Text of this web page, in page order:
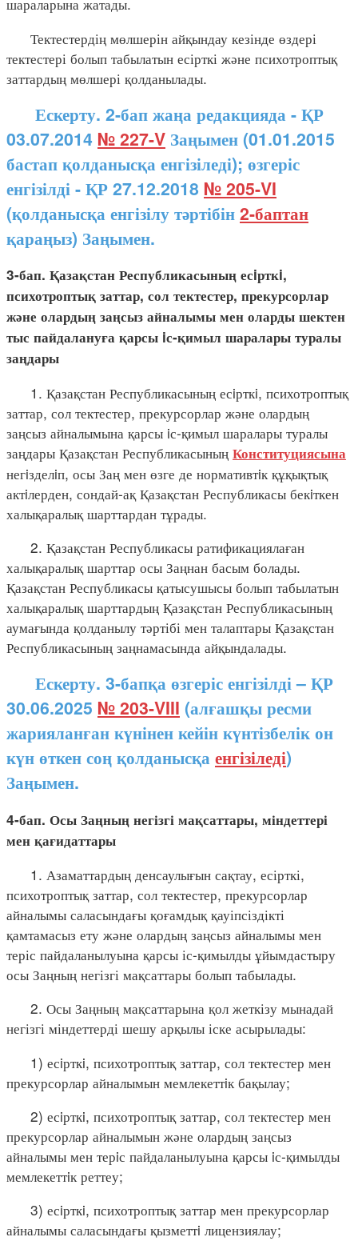
Тектестердің мөлшерін айқындау кезінде өздері
тектестері болып табылатын есірткі және психотроптық
заттардың мөлшері қолданылады.
Ескерту. 2-бап жаңа редакцияда - ҚР
03.07.2014 № 227-V Заңымен (01.01.2015
бастап қолданысқа енгізіледі); өзгеріс
енгізілді - ҚР 27.12.2018 № 205-VI
(қолданысқа енгізілу тәртібін2-баптан
қараңыз) Заңымен.
3-бап. Қазақстан Республикасының есiрткi,
психотроптық заттар, сол тектестер, прекурсорлар
және олардың заңсыз айналымы мен оларды шектен
тыс пайдалануға қарсы iс-қимыл шаралары туралы
заңдары
1. Қазақстан Республикасының есiрткi, психотроптық
заттар, сол тектестер, прекурсорлар және олардың
заңсыз айналымына қарсы iс-қимыл шаралары туралы
заңдары Қазақстан Республикасының Конституциясына
негiзделiп, осы Заң мен өзге де нормативтiк құқықтық
актiлерден, сондай-ақ Қазақстан Республикасы бекiткен
халықаралық шарттардан тұрады.
2. Қазақстан Республикасы ратификациялаған
халықаралық шарттар осы Заңнан басым болады.
Қазақстан Республикасы қатысушысы болып табылатын
халықаралық шарттардың Қазақстан Республикасының
аумағында қолданылу тәртібі мен талаптары Қазақстан
Республикасының заңнамасында айқындалады.
Ескерту. 3-бапқа өзгеріс енгізілді – ҚР
30.06.2025 № 203-VIII (алғашқы ресми
жарияланған күнінен кейін күнтізбелік он
күн өткен соң қолданысқа енгізіледі)
Заңымен.
4-бап. Осы Заңның негізгі мақсаттары, міндеттері
мен қағидаттары
1. Азаматтардың денсаулығын сақтау, есірткі,
психотроптық заттар, сол тектестер, прекурсорлар
айналымы саласындағы қоғамдық қауіпсіздікті
қамтамасыз ету және олардың заңсыз айналымы мен
теріс пайдаланылуына қарсы іс-қимылды ұйымдастыру
осы Заңның негізгі мақсаттары болып табылады.
2. Осы Заңның мақсаттарына қол жеткізу мынадай
негізгі міндеттерді шешу арқылы іске асырылады:
1) есiрткi, психотроптық заттар, сол тектестер мен
прекурсорлар айналымын мемлекеттiк бақылау;
2) есiрткi, психотроптық заттар, сол тектестер мен
прекурсорлар айналымын және олардың заңсыз
айналымы мен терiс пайдаланылуына қарсы iс-қимылды
мемлекеттiк реттеу;
3) есiрткi, психотроптық заттар мен прекурсорлар
айналымы саласындағы қызметтi лицензиялау;